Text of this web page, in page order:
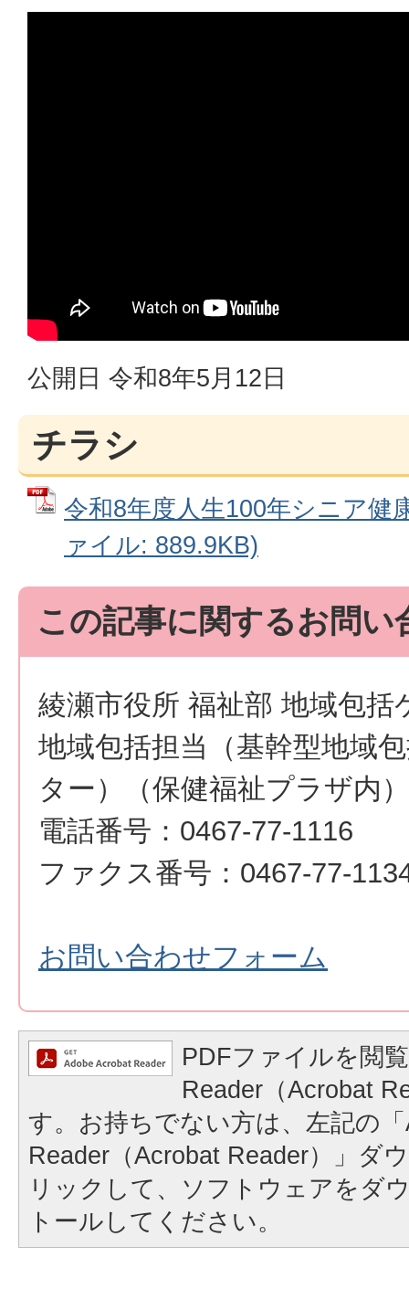
公開日 令和8年5月12日
チラシ
令和8年度人生100年シニア健
ァイル: 889.9KB)
この記事に関するお問い
綾瀬市役所 福祉部 地域包括
地域包括担当（基幹型地域
ター）（保健福祉プラザ内）
電話番号：0467-77-1116
ファクス番号：0467-77-
お問い合わせフォーム
PDFファイルを閲
Reader（Acrobat
す。お持ちでない方は、左記の
Reader（Acrobat Reader）」ダ
リックして、ソフトウェアをダ
トールしてください。